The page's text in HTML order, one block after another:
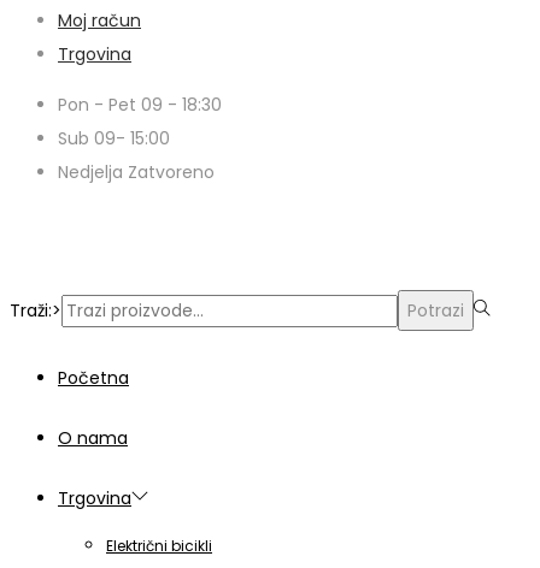
Moj račun
Trgovina
Pon - Pet 09 - 18:30
Sub 09- 15:00
Nedjelja Zatvoreno
Traži:> Potrazi
Početna
O nama
Trgovina
Električni bicikli